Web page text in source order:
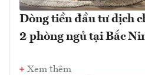
Dòng tiền đầu tư dịch
2 phòng ngủ tại Bắc
Xem thêm